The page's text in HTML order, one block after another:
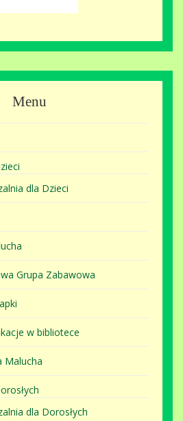
Menu
dla Dzieci
Grupa Zabawowa
w bibliotece
Malucha
dla Dorosłych